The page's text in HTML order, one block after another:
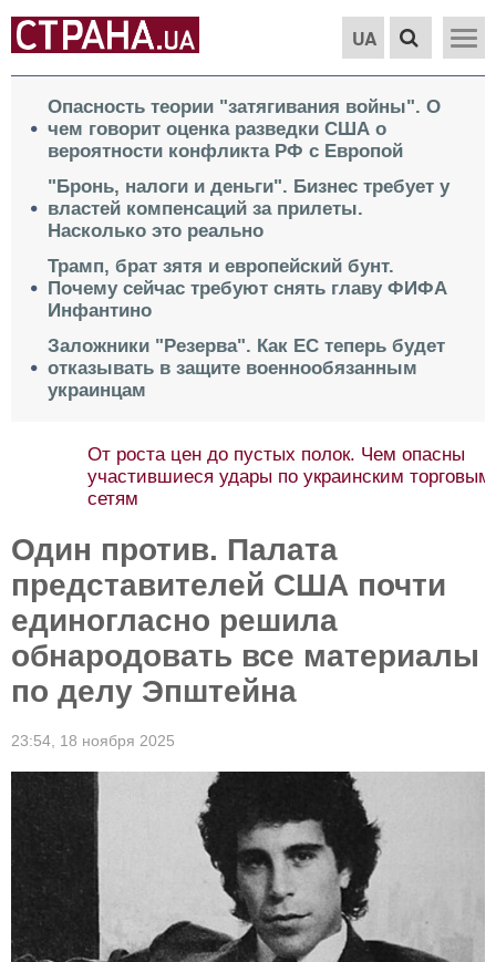
UA
Опасность теории "затягивания войны". О
чем говорит оценка разведки США о
вероятности конфликта РФ с Европой
"Бронь, налоги и деньги". Бизнес требует у
властей компенсаций за прилеты.
Насколько это реально
Трамп, брат зятя и европейский бунт.
Почему сейчас требуют снять главу ФИФА
Инфантино
Заложники "Резерва". Как ЕС теперь будет
отказывать в защите военнообязанным
украинцам
От роста цен до пустых полок. Чем опасны
участившиеся удары по украинским торговым
Один против. Палата
представителей США почти
единогласно решила
обнародовать все материалы
по делу Эпштейна
23:54, 18 ноября 2025